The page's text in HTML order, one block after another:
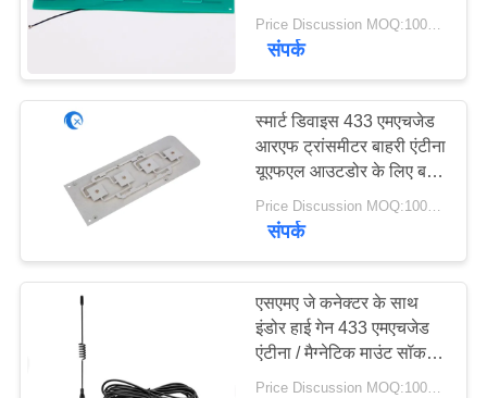
पीसीबी बोर्ड
संपर्क
स्मार्ट डिवाइस 433 एमएचजेड
आरएफ ट्रांसमीटर बाहरी एंटीना
यूएफएल आउटडोर के लिए बढ़ते
में निर्मित
Price Discussion MOQ:100PCS
संपर्क
एसएमए जे कनेक्टर के साथ
इंडोर हाई गेन 433 एमएचजेड
एंटीना / मैग्नेटिक माउंट सॉकर
एंटीना
Price Discussion MOQ:100PCS